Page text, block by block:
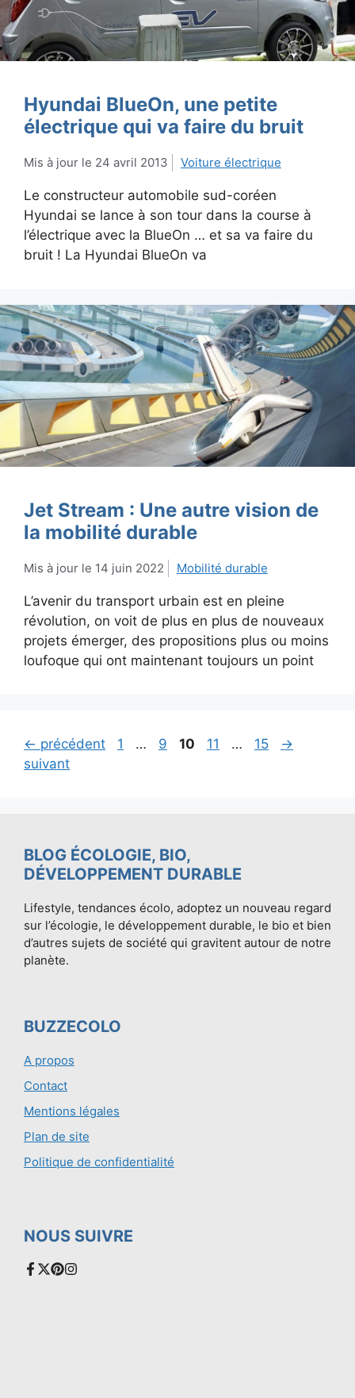
Hyundai BlueOn, une petite
électrique qui va faire du bruit
24 avril 2013 Voiture électrique
Le constructeur automobile sud-coréen
Hyundai se lance à son tour dans la course à
l’électrique avec la BlueOn … et sa va faire du
bruit ! La Hyundai BlueOn va
Jet Stream : Une autre vision de
la mobilité durable
14 juin 2022 Mobilité durable
L’avenir du transport urbain est en pleine
révolution, on voit de plus en plus de nouveaux
projets émerger, des propositions plus ou moins
loufoque qui ont maintenant toujours un point
← précédent Page
1 … Page
9 Page
10 Page
11 … Page
15
→
suivant
BLOG ÉCOLOGIE, BIO,
DÉVELOPPEMENT DURABLE
Lifestyle, tendances écolo, adoptez un nouveau regard
sur l’écologie, le développement durable, le bio et bien
d’autres sujets de société qui gravitent autour de notre
planète.
BUZZECOLO
A propos
Contact
Mentions légales
Plan de site
Politique de confidentialité
NOUS SUIVRE